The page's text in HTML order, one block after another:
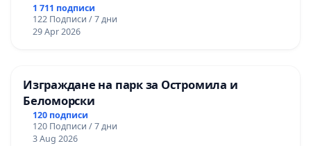
1 711 подписи
122 Подписи / 7 дни
29 Apr 2026
Изграждане на парк за Остромила и
Беломорски
120 подписи
120 Подписи / 7 дни
3 Aug 2026